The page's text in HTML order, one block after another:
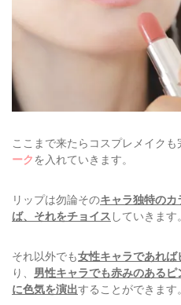
ここまで来たらコスプレメイクも
ークを入れていきます。
リップは勿論そのキャラ独特の
ば、それをチョイス していきます。
それ以外でも女性キャラであれば
り、 男性キャラでも赤みのある
に色気を演出することができます。